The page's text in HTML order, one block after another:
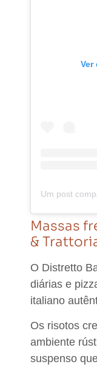
Ver
Massas
&
O Distretto
diárias e
italiano
Os risotos
ambiente
suspenso